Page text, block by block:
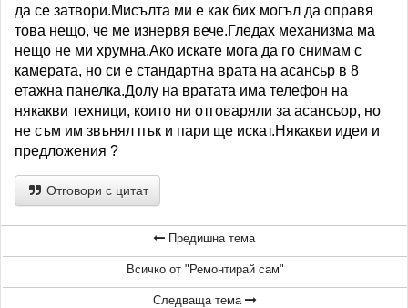
да се затвори.Мисълта ми е как бих могъл да оправя
това нещо, че ме изнервя вече.Гледах механизма ма
нещо не ми хрумна.Ако искате мога да го снимам с
камерата, но си е стандартна врата на асансьр в 8
етажна панелка.Долу на вратата има телефон на
някакви техници, които ни отговаряли за асансьор, но
не съм им звънял пък и пари ще искат.Някакви идеи и
предложения ?
Отговори с цитат
Предишна тема
Всичко от "Ремонтирай сам"
Следваща тема